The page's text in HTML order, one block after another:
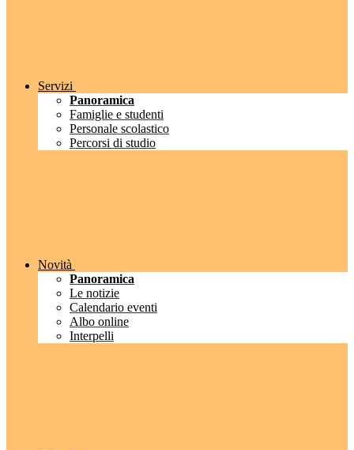
Servizi
Panoramica
Famiglie e studenti
Personale scolastico
Percorsi di studio
Novità
Panoramica
Le notizie
Calendario eventi
Albo online
Interpelli